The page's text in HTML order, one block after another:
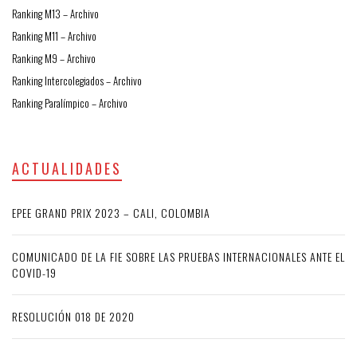
Ranking M13 – Archivo
Ranking M11 – Archivo
Ranking M9 – Archivo
Ranking Intercolegiados – Archivo
Ranking Paralímpico – Archivo
ACTUALIDADES
EPEE GRAND PRIX 2023 – CALI, COLOMBIA
COMUNICADO DE LA FIE SOBRE LAS PRUEBAS INTERNACIONALES ANTE EL
COVID-19
RESOLUCIÓN 018 DE 2020